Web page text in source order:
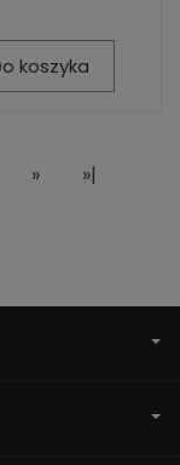
koszyka
» »|